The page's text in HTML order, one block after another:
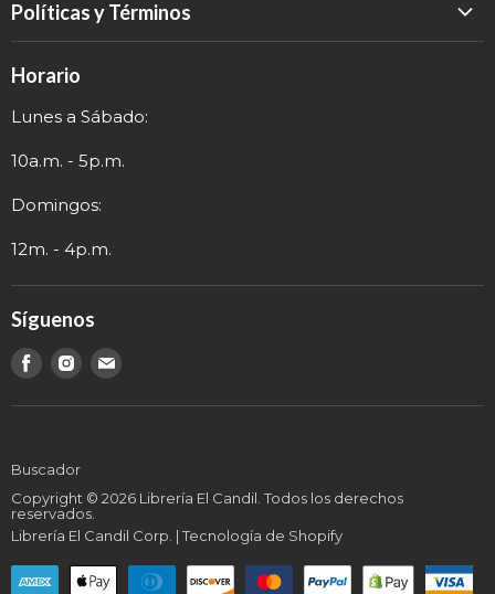
Eventos
Políticas y Términos
Política de Privacidad
Términos y Envío
Información de Contacto
Horario
Lunes a Sábado:
10a.m. - 5p.m.
Domingos:
12m. - 4p.m.
Síguenos
Encuéntranos
Encuéntranos
Encuéntranos
Buscador
Copyright © 2026 Librería El Candil. Todos los derechos
reservados.
Librería El Candil Corp. | Tecnología de Shopify